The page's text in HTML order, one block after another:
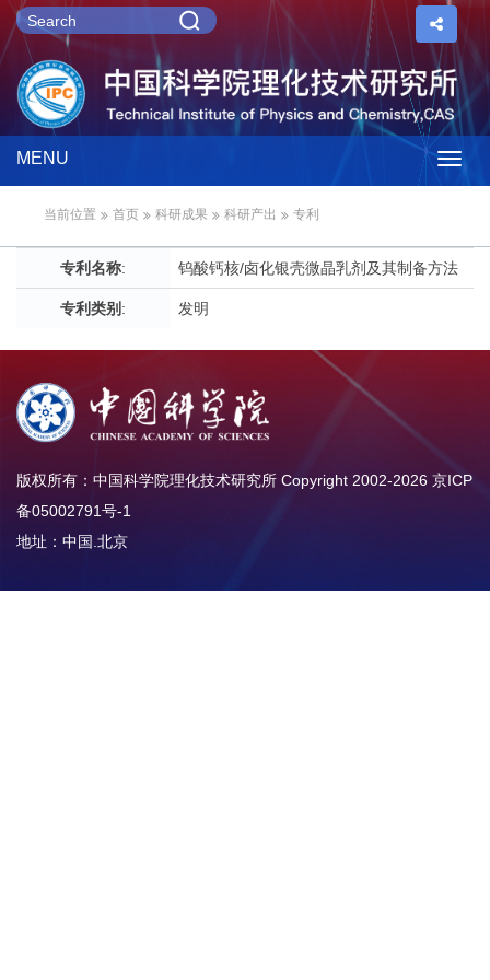
MENU
当前位置 首页 科研成果 科研产出 专利
专利名称: 钨酸钙核/卤化银壳微晶乳剂及其制备方法
专利类别 : 发明
版权所有：中国科学院理化技术研究所 Copyright 2002-2026 京ICP
备05002791号-1
地址：中国.北京